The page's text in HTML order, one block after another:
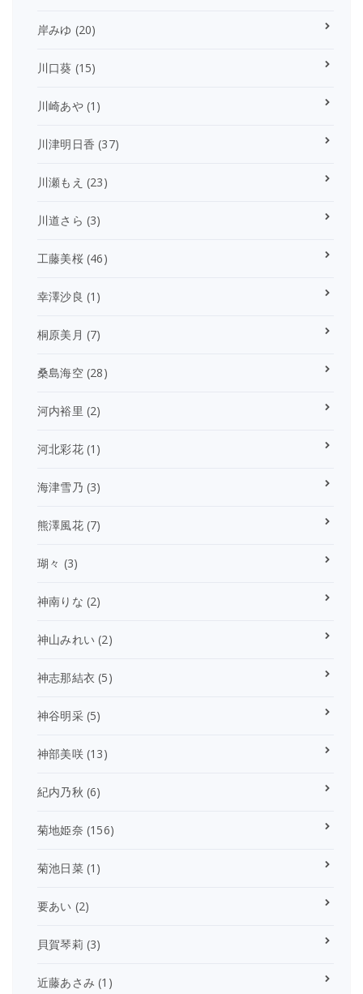
岸みゆ (20)
川口葵 (15)
川崎あや(1)
川津明日香 (37)
川瀬もえ (23)
川道さら (3)
工藤美桜(46)
幸澤沙良 (1)
桐原美月 (7)
桑島海空(28)
河内裕里 (2)
河北彩花(1)
海津雪乃 (3)
熊澤風花(7)
瑚々 (3)
神南りな (2)
神山みれい (2)
神志那結衣 (5)
神谷明采(5)
神部美咲(13)
紀内乃秋 (6)
菊地姫奈 (156)
菊池日菜(1)
要あい (2)
貝賀琴莉 (3)
近藤あさみ (1)